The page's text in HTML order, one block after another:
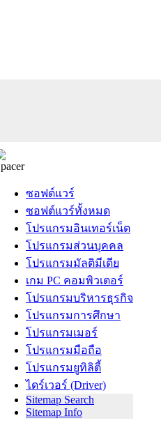
ซอฟต์แวร์
ซอฟต์แวร์ทั้งหมด
โปรแกรมอินเทอร์เน็ต
โปรแกรมส่วนบุคคล
โปรแกรมมัลติมีเดีย
เกม PC คอมพิวเตอร์
โปรแกรมบริหารธุรกิจ
โปรแกรมการศึกษา
โปรแกรมเมอร์
โปรแกรมมือถือ
โปรแกรมยูทิลิตี้
ไดร์เวอร์ (Driver)
Sitemap Search
Sitemap Info